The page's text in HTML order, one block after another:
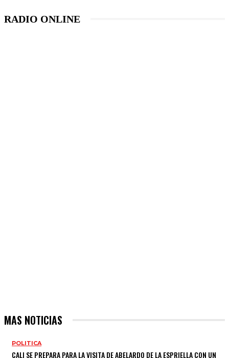
RADIO ONLINE
MAS NOTICIAS
POLITICA
CALI SE PREPARA PARA LA VISITA DE ABELARDO DE LA ESPRIELLA CON UN